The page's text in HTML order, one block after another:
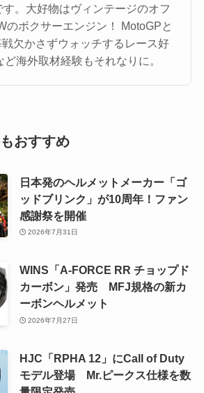
。大好物はヴィンテージのオフ
のボクサーエンジン！ MotoGPと
欠かさずウォッチするレース好
ど海外取材経験もそれなりに。
おすすめ
日本発のヘルメットメーカー「ゴ
ッドブリンク」が10周年！ファン
感謝祭を開催
2026年7月31日
WINS「A-FORCE RR チョップド
カーボン」発売 MFJ規格の新カ
ーボンヘルメット
2026年7月27日
HJC「RPHA 12」にCall of Duty
モデル登場 Mr.ピークス仕様を数